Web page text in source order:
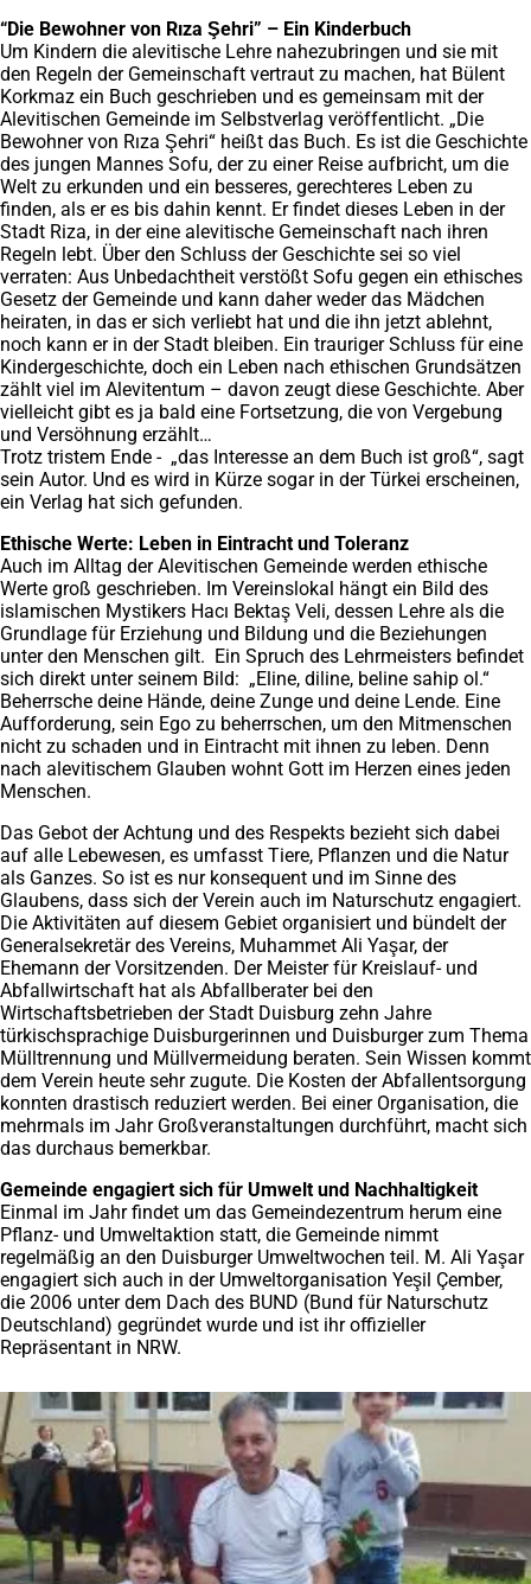
“Die Bewohner von Rıza Şehri” – Ein Kinderbuch
Um Kindern die alevitische Lehre nahezubringen und sie mit
den Regeln der Gemeinschaft vertraut zu machen, hat Bülent
Korkmaz ein Buch geschrieben und es gemeinsam mit der
Alevitischen Gemeinde im Selbstverlag veröffentlicht. „Die
Bewohner von Rıza Şehri“ heißt das Buch. Es ist die Geschichte
des jungen Mannes Sofu, der zu einer Reise aufbricht, um die
Welt zu erkunden und ein besseres, gerechteres Leben zu
finden, als er es bis dahin kennt. Er findet dieses Leben in der
Stadt Riza, in der eine alevitische Gemeinschaft nach ihren
Regeln lebt. Über den Schluss der Geschichte sei so viel
verraten: Aus Unbedachtheit verstößt Sofu gegen ein ethisches
Gesetz der Gemeinde und kann daher weder das Mädchen
heiraten, in das er sich verliebt hat und die ihn jetzt ablehnt,
noch kann er in der Stadt bleiben. Ein trauriger Schluss für eine
Kindergeschichte, doch ein Leben nach ethischen Grundsätzen
zählt viel im Alevitentum – davon zeugt diese Geschichte. Aber
vielleicht gibt es ja bald eine Fortsetzung, die von Vergebung
und Versöhnung erzählt…
Trotz tristem Ende - „das Interesse an dem Buch ist groß“, sagt
sein Autor. Und es wird in Kürze sogar in der Türkei erscheinen,
ein Verlag hat sich gefunden.
Ethische Werte: Leben in Eintracht und Toleranz
Auch im Alltag der Alevitischen Gemeinde werden ethische
Werte groß geschrieben. Im Vereinslokal hängt ein Bild des
islamischen Mystikers Hacı Bektaş Veli, dessen Lehre als die
Grundlage für Erziehung und Bildung und die Beziehungen
unter den Menschen gilt. Ein Spruch des Lehrmeisters befindet
sich direkt unter seinem Bild: „Eline, diline, beline sahip ol.“
Beherrsche deine Hände, deine Zunge und deine Lende. Eine
Aufforderung, sein Ego zu beherrschen, um den Mitmenschen
nicht zu schaden und in Eintracht mit ihnen zu leben. Denn
nach alevitischem Glauben wohnt Gott im Herzen eines jeden
Menschen.
Das Gebot der Achtung und des Respekts bezieht sich dabei
auf alle Lebewesen, es umfasst Tiere, Pflanzen und die Natur
als Ganzes. So ist es nur konsequent und im Sinne des
Glaubens, dass sich der Verein auch im Naturschutz engagiert.
Die Aktivitäten auf diesem Gebiet organisiert und bündelt der
Generalsekretär des Vereins, Muhammet Ali Yaşar, der
Ehemann der Vorsitzenden. Der Meister für Kreislauf- und
Abfallwirtschaft hat als Abfallberater bei den
Wirtschaftsbetrieben der Stadt Duisburg zehn Jahre
türkischsprachige Duisburgerinnen und Duisburger zum Thema
Mülltrennung und Müllvermeidung beraten. Sein Wissen kommt
dem Verein heute sehr zugute. Die Kosten der Abfallentsorgung
konnten drastisch reduziert werden. Bei einer Organisation, die
mehrmals im Jahr Großveranstaltungen durchführt, macht sich
das durchaus bemerkbar.
Gemeinde engagiert sich für Umwelt und Nachhaltigkeit
Einmal im Jahr findet um das Gemeindezentrum herum eine
Pflanz- und Umweltaktion statt, die Gemeinde nimmt
regelmäßig an den Duisburger Umweltwochen teil. M. Ali Yaşar
engagiert sich auch in der Umweltorganisation Yeşil Çember,
die 2006 unter dem Dach des BUND (Bund für Naturschutz
Deutschland) gegründet wurde und ist ihr offizieller
Repräsentant in NRW.